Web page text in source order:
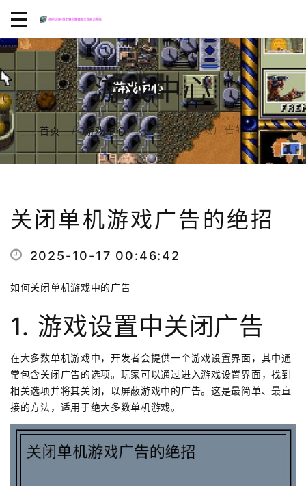
游戏中心
首页 游戏中心 关闭单机游戏广告的绝招
关闭单机游戏广告的绝招
2025-10-17 00:46:42
如何关闭单机游戏中的广告
1. 游戏设置中关闭广告
在大多数单机游戏中，开发者会提供一个游戏设置界面，其中通
常包含关闭广告的选项。玩家可以通过进入游戏设置界面，找到
相关选项并将其关闭，以屏蔽游戏中的广告。这是最简单、最直
接的方法，适用于绝大多数单机游戏。